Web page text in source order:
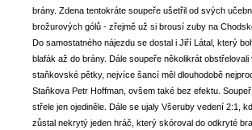
brány. Zdena tentokráte soupeře ušetřil od svých
brožurových gólů - zřejmě už si brousí zuby na
Do samostatného nájezdu se dostal i Jiří Látal, který
blafák až do brány. Dále soupeře několikrát
staňkovské pětky, nejvíce šancí měl dlouhodobě
Staňkova Petr Hoffman, ovšem také bez efektu.
střele jen ojediněle. Dále se ujaly Všeruby vedení 2:1,
zůstal nekrytý jeden hráč, který skóroval do odkryté